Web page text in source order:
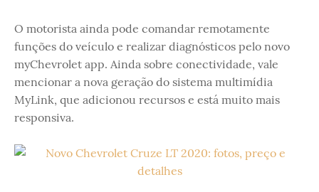
O motorista ainda pode comandar remotamente
funções do veículo e realizar diagnósticos pelo novo
myChevrolet app. Ainda sobre conectividade, vale
mencionar a nova geração do sistema multimídia
MyLink, que adicionou recursos e está muito mais
responsiva.